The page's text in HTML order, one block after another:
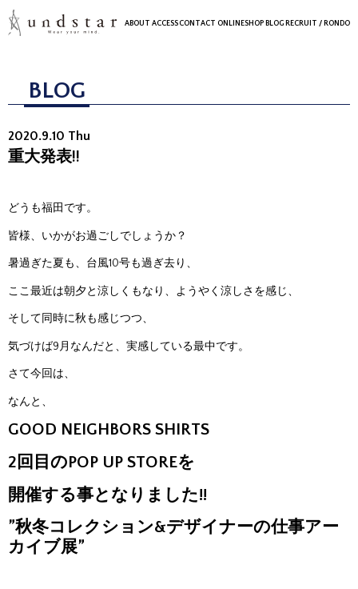
ABOUT ACCESSCONTACT ONLINESHOP BLOG RECRUIT / RONDO
BLOG
2020.9.10 Thu
重大発表!!
どうも福田です。
皆様、いかがお過ごしでしょうか？
暑過ぎた夏も、台風10号も過ぎ去り、
ここ最近は朝夕と涼しくもなり、ようやく涼しさを感じ、
そして同時に秋も感じつつ、
気づけば9月なんだと、実感している最中です。
さて今回は、
なんと、
GOOD NEIGHBORS SHIRTS
2回目のPOP UP STOREを
開催する事となりました!!
”秋冬コレクション&デザイナーの仕事アー
カイブ展”